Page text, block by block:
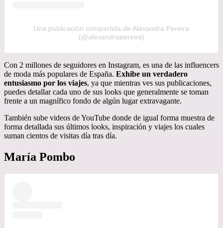
Una publicación compartida de Alexandra Pereira
(@alexandrapereira)
Con 2 millones de seguidores en Instagram, es una de las influencers
de moda más populares de España. Exhibe un verdadero
entusiasmo por los viajes, ya que mientras ves sus publicaciones,
puedes detallar cada uno de sus looks que generalmente se toman
frente a un magnífico fondo de algún lugar extravagante.
También sube videos de YouTube donde de igual forma muestra de
forma detallada sus últimos looks, inspiración y viajes los cuales
suman cientos de visitas día tras día.
María Pombo